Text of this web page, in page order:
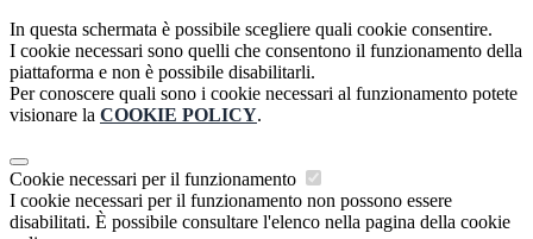
In questa schermata è possibile scegliere quali cookie consentire.
I cookie necessari sono quelli che consentono il funzionamento della
piattaforma e non è possibile disabilitarli.
Per conoscere quali sono i cookie necessari al funzionamento potete
visionare la COOKIE POLICY.
Cookie necessari per il funzionamento
I cookie necessari per il funzionamento non possono essere
disabilitati. È possibile consultare l'elenco nella pagina della cookie